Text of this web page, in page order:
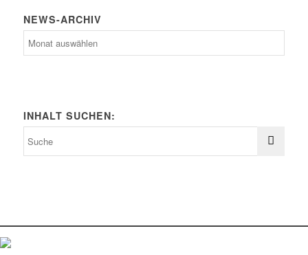
NEWS-ARCHIV
INHALT SUCHEN: